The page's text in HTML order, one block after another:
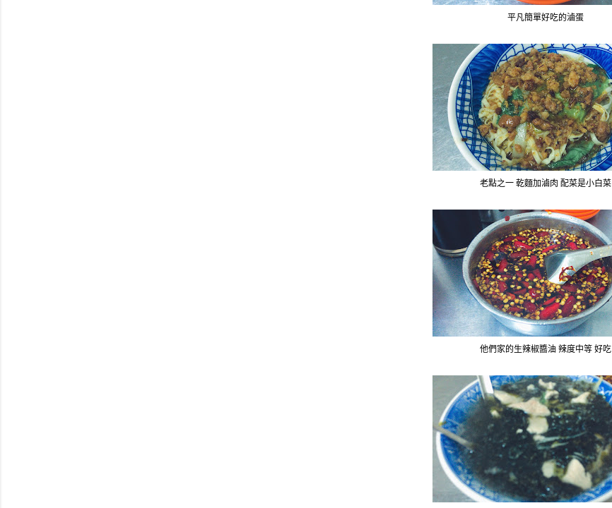
平凡簡單好吃的滷蛋
老點之一 乾麵加滷肉 配菜是小白菜
他們家的生辣椒醬油 辣度中等 好吃